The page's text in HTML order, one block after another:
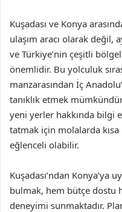
Kuşadası ve Konya
ulaşım aracı olarak değil,
ve Türkiye’nin çeşitli
önemlidir. Bu yolculuk
manzarasından İç
tanıklık etmek
yeni yerler hakkında bilgi
tatmak için molalarda
eğlenceli olabilir.
Kuşadası’ndan Konya’ya
bulmak, hem bütçe dostu
deneyimi sunmaktadır.